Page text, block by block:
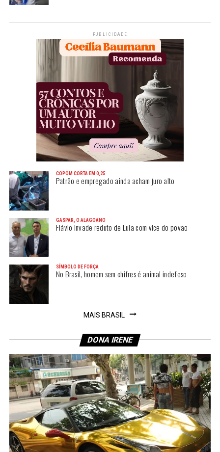
PUBLICIDADE
COPOM CORTA EM 0,25
Patrão e empregado ainda acham juro alto
GASPAR, O ALAGOANO
Flávio invade reduto de Lula com vice do povão
SÍMBOLO DE FORÇA
No Brasil, homem sem chifres é animal indefeso
MAIS BRASIL
DONA IRENE